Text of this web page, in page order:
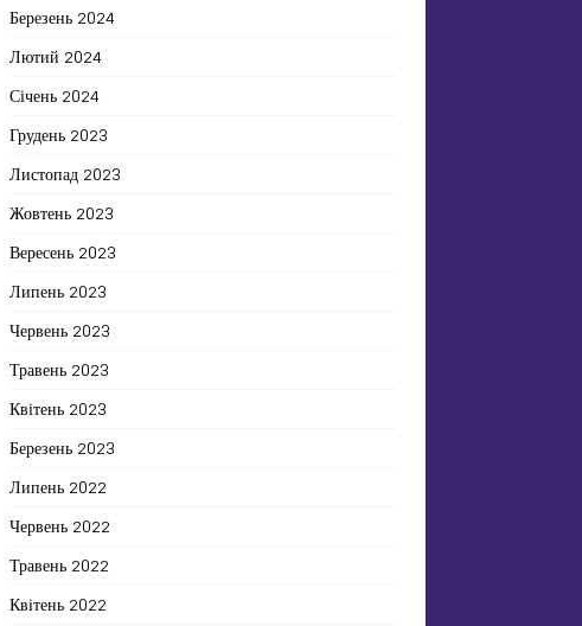
Березень 2024
Лютий 2024
Січень 2024
Грудень 2023
Листопад 2023
Жовтень 2023
Вересень 2023
Липень 2023
Червень 2023
Травень 2023
Квітень 2023
Березень 2023
Липень 2022
Червень 2022
Травень 2022
Квітень 2022